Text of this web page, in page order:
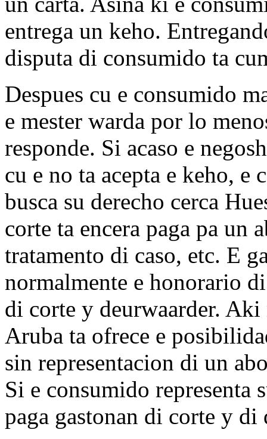
entrega un keho.
disputa di consumido ta
Despues cu e consumido
e mester warda por lo
responde. Si acaso e
cu e no ta acepta e keho,
busca su derecho cerca
corte ta encera paga pa un
tratamento di caso, etc. E
normalmente e honorario
di corte y deurwaarder. Aki
Aruba ta ofrece e
sin representacion di un
Si e consumido representa
paga gastonan di corte y di